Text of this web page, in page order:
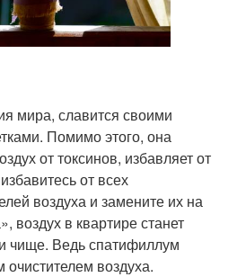
мира, славится своими
Помимо этого, она
от токсинов, избавляет от
от всех
воздуха и замените их на
воздух в квартире станет
чище. Ведь спатифиллум
очистителем воздуха.